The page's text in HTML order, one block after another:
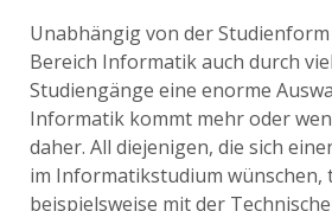
Unabhängig von der
Bereich Informatik auch durch
Studiengänge eine enorme
Informatik kommt mehr oder
daher. All diejenigen, die sich
im Informatikstudium wünschen,
beispielsweise mit der